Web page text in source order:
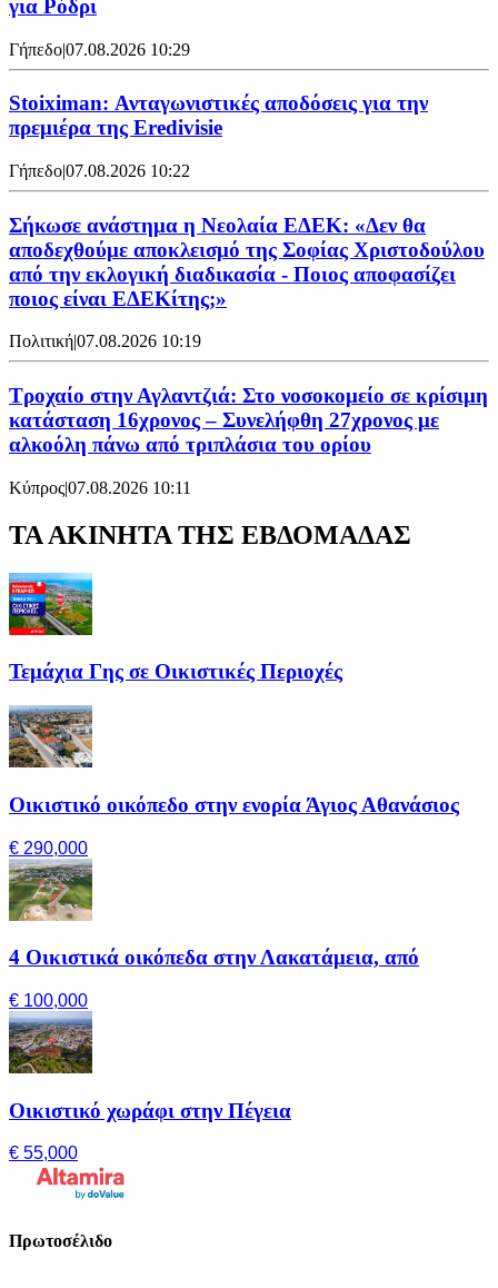
για Ρόδρι
Γήπεδο|07.08.2026 10:29
Stoiximan: Ανταγωνιστικές αποδόσεις για την
πρεμιέρα της Eredivisie
Γήπεδο|07.08.2026 10:22
Σήκωσε ανάστημα η Νεολαία ΕΔΕΚ: «Δεν θα
αποδεχθούμε αποκλεισμό της Σοφίας Χριστοδούλου
από την εκλογική διαδικασία - Ποιος αποφασίζει
ποιος είναι ΕΔΕΚίτης;»
Πολιτική|07.08.2026 10:19
Τροχαίο στην Αγλαντζιά: Στο νοσοκομείο σε κρίσιμη
κατάσταση 16χρονος – Συνελήφθη 27χρονος με
αλκοόλη πάνω από τριπλάσια του ορίου
Κύπρος|07.08.2026 10:11
ΤΑ ΑΚΙΝΗΤΑ ΤΗΣ ΕΒΔΟΜΑΔΑΣ
Τεμάχια Γης σε Οικιστικές Περιοχές
Οικιστικό οικόπεδο στην ενορία Άγιος Αθανάσιος
€ 290,000
4 Οικιστικά οικόπεδα στην Λακατάμεια, από
€ 100,000
Οικιστικό χωράφι στην Πέγεια
€ 55,000
Πρωτοσέλιδο